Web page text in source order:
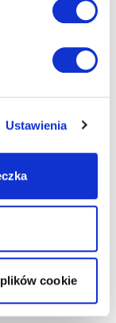
Ustawienia
cookie